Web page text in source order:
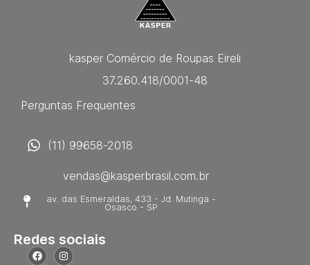
kasper Comércio de Roupas Eireli
37.260.418/0001-48
Perguntas Frequentes
(11) 99658-2018
vendas@kasperbrasil.com.br
av. das Esmeraldas, 433 - Jd. Mutinga -
Osasco - SP
Redes sociais